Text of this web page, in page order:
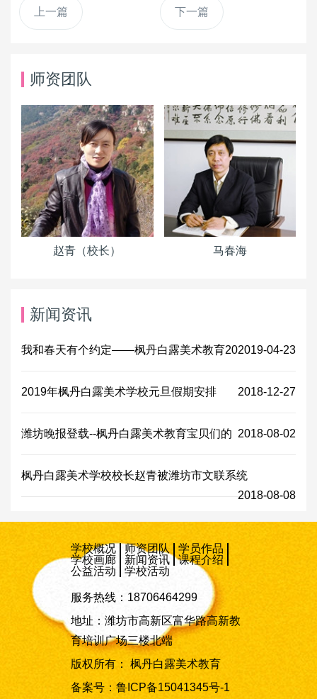
上一篇 下一篇
师资团队
赵青（校长） 马春海
新闻资讯
我和春天有个约定——枫丹白露美术教育202019-04-23
2019年枫丹白露美术学校元旦假期安排 2018-12-27
潍坊晚报登载--枫丹白露美术教育宝贝们的 2018-08-02
枫丹白露美术学校校长赵青被潍坊市文联系统
2018-08-08
学校概况 师资团队
学员作品
学校画廊
新闻资讯
课程介绍
公益活动
学校活动
服务热线：18706464299
地址：潍坊市高新区富华路高新教
育培训广场三楼北端
版权所有： 枫丹白露美术教育
备案号： 鲁ICP备15041345号-1